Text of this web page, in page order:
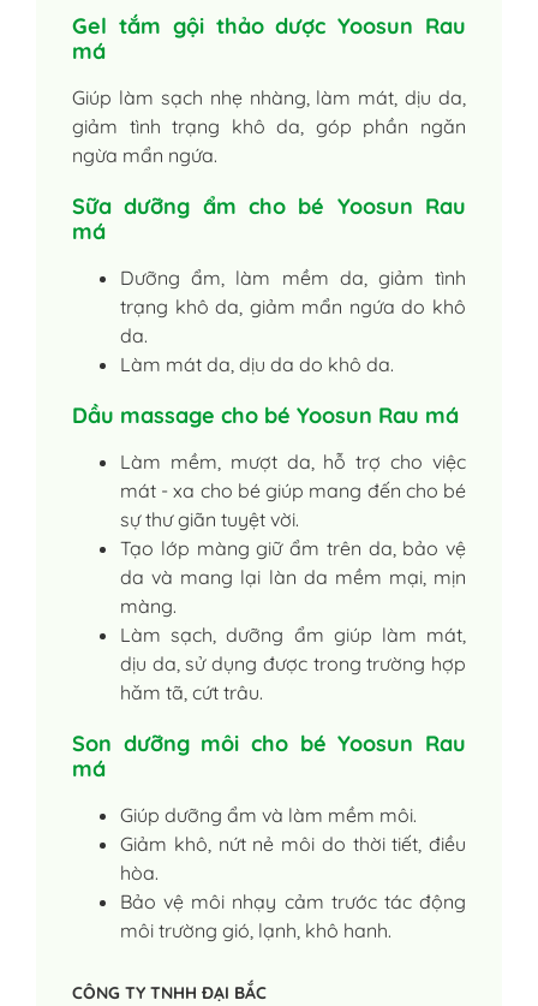
Gel tắm gội thảo dược Yoosun Rau
má
Giúp làm sạch nhẹ nhàng, làm mát, dịu da,
giảm tình trạng khô da, góp phần ngăn
ngừa mẩn ngứa.
Sữa dưỡng ẩm cho bé Yoosun Rau
má
Dưỡng ẩm, làm mềm da, giảm tình
trạng khô da, giảm mẩn ngứa do khô
da.
Làm mát da, dịu da do khô da.
Dầu massage cho bé Yoosun Rau má
Làm mềm, mượt da, hỗ trợ cho việc
mát - xa cho bé giúp mang đến cho bé
sự thư giãn tuyệt vời.
Tạo lớp màng giữ ẩm trên da, bảo vệ
da và mang lại làn da mềm mại, mịn
màng.
Làm sạch, dưỡng ẩm giúp làm mát,
dịu da, sử dụng được trong trường hợp
hăm tã, cứt trâu.
Son dưỡng môi cho bé Yoosun Rau
má
Giúp dưỡng ẩm và làm mềm môi.
Giảm khô, nứt nẻ môi do thời tiết, điều
hòa.
Bảo vệ môi nhạy cảm trước tác động
môi trường gió, lạnh, khô hanh.
CÔNG TY TNHH ĐẠI BẮC